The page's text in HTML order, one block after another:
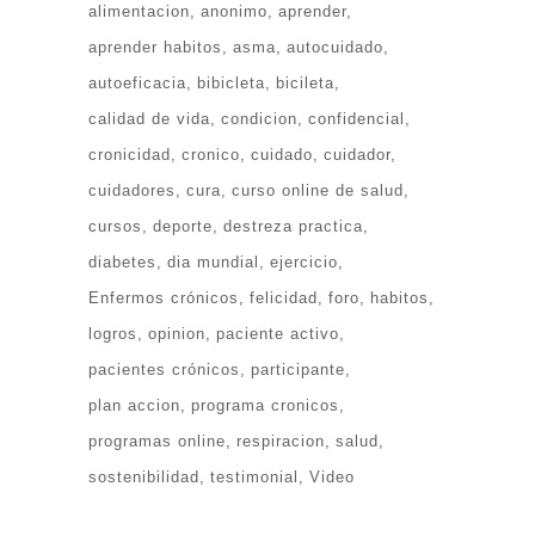
alimentacion
anonimo
aprender
aprender habitos
asma
autocuidado
autoeficacia
bibicleta
bicileta
calidad de vida
condicion
confidencial
cronicidad
cronico cuidado
cuidador
cuidadores
cura
curso online de salud
cursos
deporte
destreza practica
diabetes
dia mundial
ejercicio
Enfermos crónicos
felicidad foro
habitos
logros
opinion
paciente activo
pacientes crónicos
participante
plan accion
programa cronicos
programas online
respiracion
salud
sostenibilidad
testimonial Video